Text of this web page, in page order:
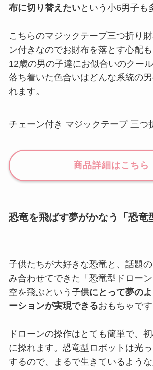
布に切り替えたいという小6男子も
こちらのマジックテープ三つ折り
ン付きなのでお財布を落とす心配も
12歳の男の子達にお似合いのクール
落ち着いた色合いはどんな系統の
れます。
チェーン付き マジックテープ 三つ
商品詳細はこちら
恐竜を飛ばす夢がかなう「恐竜
子供たちが大好きな恐竜と、話題
み合わせてできた「恐竜型ドロー
空を飛ぶという 子供にとって夢の
ーションが実現できるおもちゃです
ドローンの操作はとても簡単で、
に操れます。恐竜型ロボットは光
するので、まるで生きているよう